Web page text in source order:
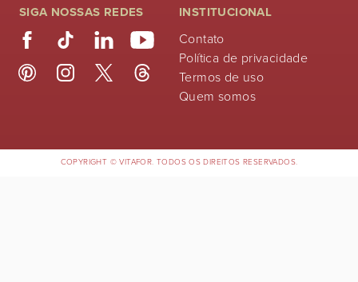
SIGA NOSSAS REDES
INSTITUCIONAL
Contato
Política de privacidade
Termos de uso
Quem somos
COPYRIGHT © VITAFOR. TODOS OS DIREITOS RESERVADOS.